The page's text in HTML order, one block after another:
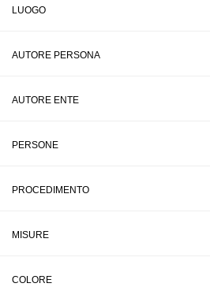
LUOGO
AUTORE PERSONA
AUTORE ENTE
PERSONE
PROCEDIMENTO
MISURE
COLORE